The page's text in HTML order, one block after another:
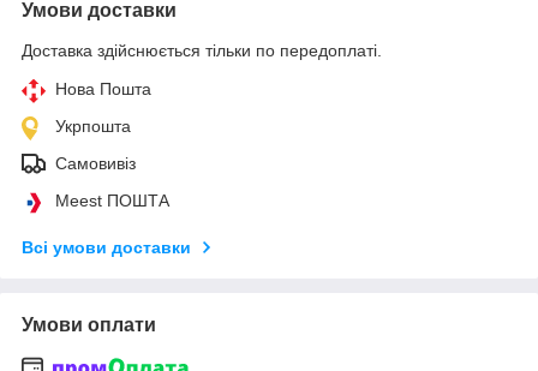
Умови доставки
Доставка здійснюється тільки по передоплаті.
Нова Пошта
Укрпошта
Самовивіз
Meest ПОШТА
Всі умови доставки
Умови оплати